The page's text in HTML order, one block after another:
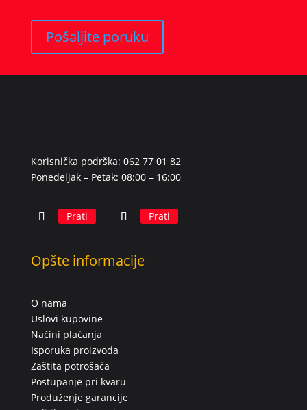
Pošaljite poruku
Korisnička podrška: 062 77 01 82
Ponedeljak – Petak: 08:00 – 16:00
Prati Prati
Opšte informacije
O nama
Uslovi kupovine
Načini plaćanja
Isporuka proizvoda
Zaštita potrošača
Postupanje pri kvaru
Produženje garancije